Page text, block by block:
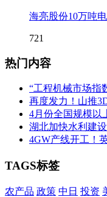
海亮股份10万吨
721
热门内容
“工程机械市场指
再度发力！山推
4月份全国规模以
湖北加快水利建
4GW产线开工！
TAGS标签
农产品 政策 中日 投资